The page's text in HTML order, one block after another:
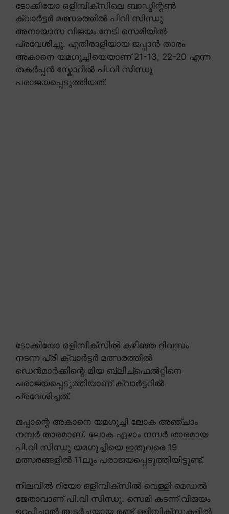
ടോക്കിയോ ഒളിമ്പിക്സിലെ ബാഡ്മിന്റൺ
ക്വാർട്ടർ മത്സരത്തിൽ പിവി സിന്ധു
അനായാസ വിജയം നേടി സെമിയിൽ
പ്രവേശിച്ചു. എതിരാളിയായ ജപ്പാൻ താരം
അകാനെ യമഗുച്ചിയെയാണ് 21-13, 22-20 എന്ന
തകർപ്പൻ സ്കോറിൽ പി.വി സിന്ധു
പരാജയപ്പെടുത്തിയത്.
ടോക്കിയോ ഒളിമ്പിക്സിൽ കഴിഞ്ഞ ദിവസം
നടന്ന പ്രീ ക്വാർട്ടർ മത്സരത്തിൽ
ഡെൻമാർക്കിന്റെ മിയ ബ്ലിച്ഫെൽറ്റിനെ
പരാജയപ്പെടുത്തിയാണ് ക്വാർട്ടറിൽ
പ്രവേശിച്ചത്.
ജപ്പാന്റെ അകാനെ യമഗുച്ചി ലോക അഞ്ചാം
നമ്പർ താരമാണ്. ലോക ഏഴാം നമ്പർ താരമായ
പി.വി സിന്ധു യമഗുച്ചിയെ ഇതുവരെ 19
മത്സരങ്ങളിൽ 11ലും പരാജയപ്പെടുത്തിയിട്ടുണ്ട്.
നിലവിൽ റിയോ ഒളിമ്പിക്സിൽ വെള്ളി മെഡൽ
ജേതാവാണ് പി.വി സിന്ധു. സെമി കടന്ന് വിജയം
ഉറപ്പിച്ചാൽ തുടർച്ചയായ രണ്ട് ഒളിമ്പിക്സുകളിൽ